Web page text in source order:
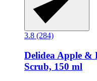
3.8 (284)
Delidea Apple &
Scrub, 150 ml